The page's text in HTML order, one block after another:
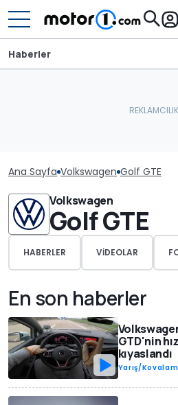
Haberler
Ana Sayfa Volkswagen Golf GTE
Volkswagen
Golf GTE
HABERLER VIDEOLAR
En son haberler
GTD'nin
kıyaslandı
Yarış/